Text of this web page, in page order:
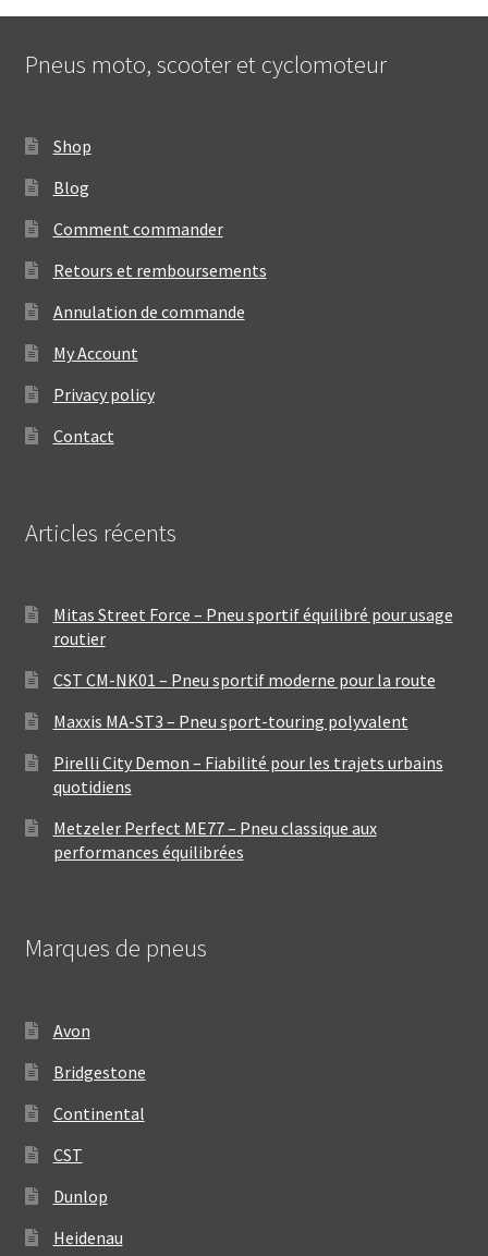
Pneus moto, scooter et cyclomoteur
Shop
Blog
Comment commander
Retours et remboursements
Annulation de commande
My Account
Privacy policy
Contact
Articles récents
Mitas Street Force – Pneu sportif équilibré pour usage
routier
CST CM-NK01 – Pneu sportif moderne pour la route
Maxxis MA-ST3 – Pneu sport-touring polyvalent
Pirelli City Demon – Fiabilité pour les trajets urbains
quotidiens
Metzeler Perfect ME77 – Pneu classique aux
performances équilibrées
Marques de pneus
Avon
Bridgestone
Continental
CST
Dunlop
Heidenau